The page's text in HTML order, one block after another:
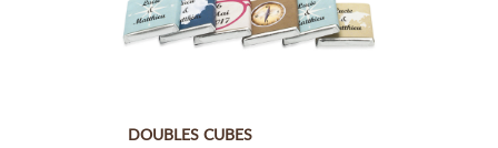
DOUBLES CUBES